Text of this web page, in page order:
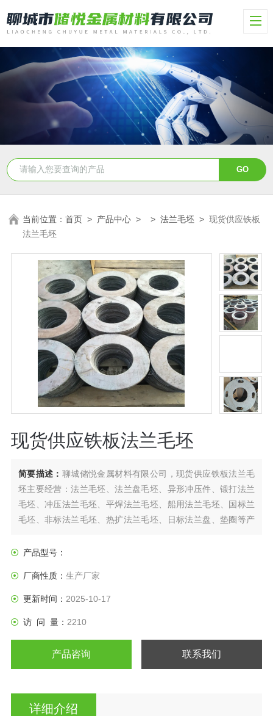
当前位置：首页 > 产品中心 > >法兰毛坯 >现货供应铁板
法兰毛坯
现货供应铁板法兰毛坯
简要描述： 聊城储悦金属材料有限公司，现货供应铁板法兰毛
坯主要经营：法兰毛坯、法兰盘毛坯、异形冲压件、锻打法兰
毛坯、冲压法兰毛坯、平焊法兰毛坯、船用法兰毛坯、国标兰
毛坯、非标法兰毛坯、热扩法兰毛坯、日标法兰盘、垫圈等产
产品型号：
厂商性质： 生产厂家
更新时间： 2025-10-17
访 问 量： 2210
产品咨询 联系我们
详细介绍